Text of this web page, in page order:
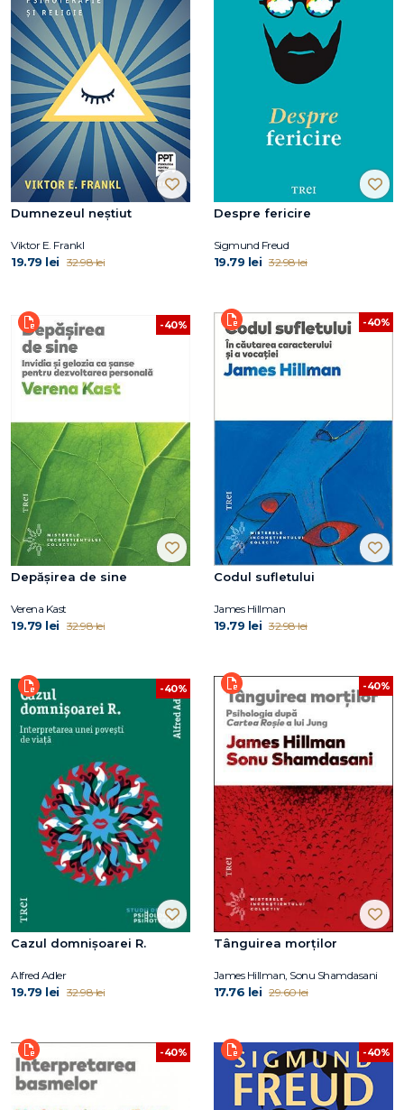
Dumnezeul neștiut
Viktor E. Frankl
19.79 lei 32.98 lei
Despre fericire
Sigmund Freud
19.79 lei 32.98 lei
-40%
Depășirea de sine
Verena Kast
19.79 lei 32.98 lei
-40%
Codul sufletului
James Hillman
19.79 lei 32.98 lei
-40%
Cazul domnișoarei R.
Alfred Adler
19.79 lei 32.98 lei
-40%
Tânguirea morţilor
James Hillman, Sonu Shamdasani
17.76 lei 29.60 lei
-40% -40%